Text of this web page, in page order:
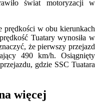
świat motoryzacji w
prędkości w obu kierunkach
Tuatary wynosiła w
że pierwszy przejazd
490 km/h. Osiągnięty
gdzie SSC Tuatara
więcej